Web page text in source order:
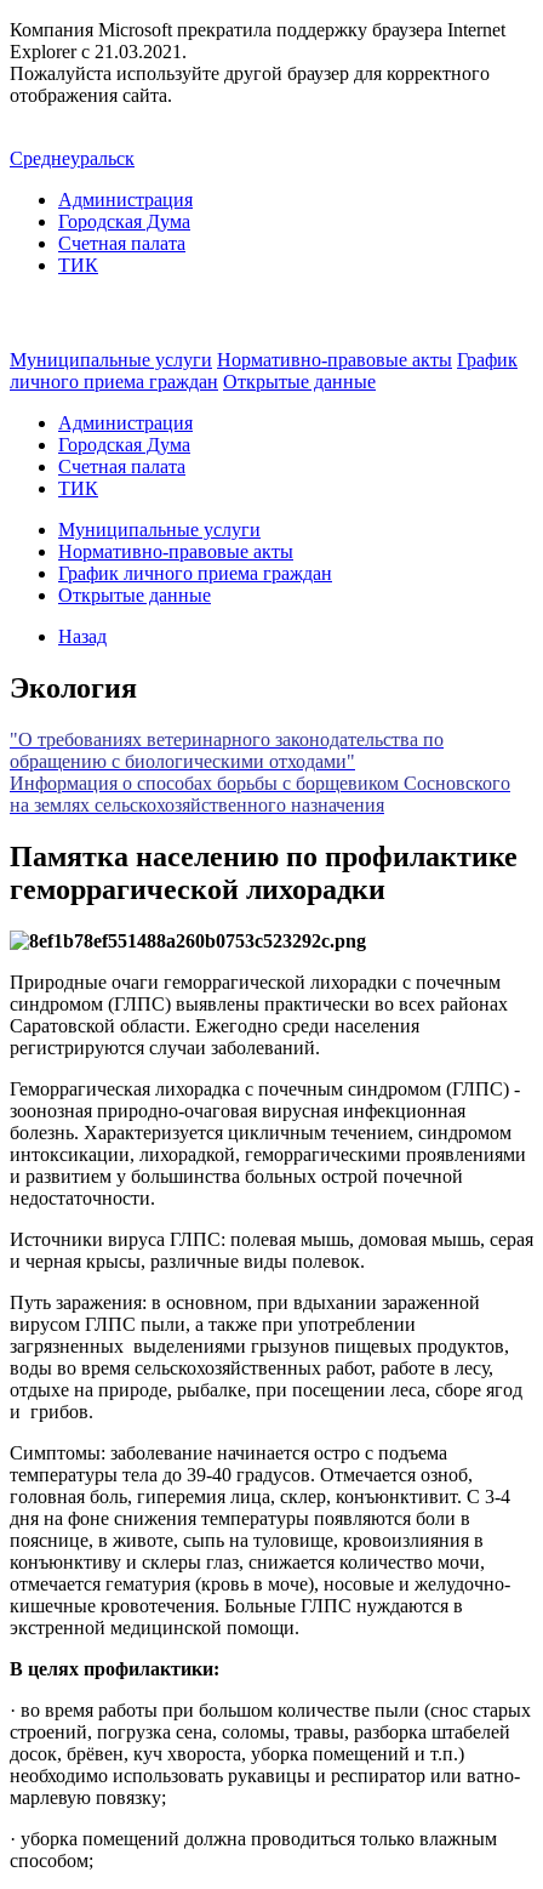
Компания Microsoft прекратила поддержку браузера Internet
Explorer c 21.03.2021.
Пожалуйста используйте другой браузер для корректного
отображения сайта.
Среднеуральск
Администрация
Городская Дума
Счетная палата
ТИК
Муниципальные услуги Нормативно-правовые акты График
личного приема граждан Открытые данные
Администрация
Городская Дума
Счетная палата
ТИК
Муниципальные услуги
Нормативно-правовые акты
График личного приема граждан
Открытые данные
Назад
Экология
"О требованиях ветеринарного законодательства по
обращению с биологическими отходами"
Информация о способах борьбы с борщевиком Сосновского
на землях сельскохозяйственного назначения
Памятка населению по профилактике
геморрагической лихорадки
Природные очаги геморрагической лихорадки с почечным
синдромом (ГЛПС) выявлены практически во всех районах
Саратовской области. Ежегодно среди населения
регистрируются случаи заболеваний.
Геморрагическая лихорадка с почечным синдромом (ГЛПС) -
зоонозная природно-очаговая вирусная инфекционная
болезнь. Характеризуется цикличным течением, синдромом
интоксикации, лихорадкой, геморрагическими проявлениями
и развитием у большинства больных острой почечной
недостаточности.
Источники вируса ГЛПС: полевая мышь, домовая мышь, серая
и черная крысы, различные виды полевок.
Путь заражения: в основном, при вдыхании зараженной
вирусом ГЛПС пыли, а также при употреблении
загрязненных выделениями грызунов пищевых продуктов,
воды во время сельскохозяйственных работ, работе в лесу,
отдыхе на природе, рыбалке, при посещении леса, сборе ягод
и грибов.
Симптомы: заболевание начинается остро с подъема
температуры тела до 39-40 градусов. Отмечается озноб,
головная боль, гиперемия лица, склер, конъюнктивит. С 3-4
дня на фоне снижения температуры появляются боли в
пояснице, в животе, сыпь на туловище, кровоизлияния в
конъюнктиву и склеры глаз, снижается количество мочи,
отмечается гематурия (кровь в моче), носовые и желудочно-
кишечные кровотечения. Больные ГЛПС нуждаются в
экстренной медицинской помощи.
В целях профилактики:
· во время работы при большом количестве пыли (снос старых
строений, погрузка сена, соломы, травы, разборка штабелей
досок, брёвен, куч хвороста, уборка помещений и т.п.)
необходимо использовать рукавицы и респиратор или ватно-
марлевую повязку;
· уборка помещений должна проводиться только влажным
способом;